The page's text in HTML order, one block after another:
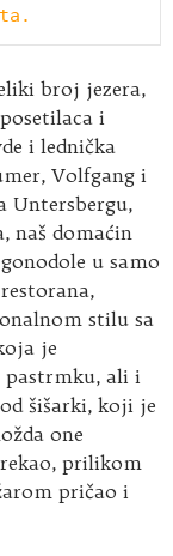
broj jezera,
i
i lednička
Volfgang i
Untersbergu,
naš domaćin
u samo
stilu sa
je
pastrmku, ali i
šišarki, koji je
one
prilikom
pričao i